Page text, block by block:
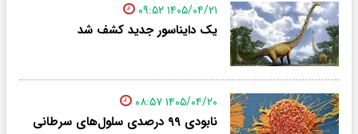
۱۴۰۵/۰۴/۲۱ ۰۹:۵۲
یک دایناسور جدید کشف شد
۱۴۰۵/۰۴/۲۰ ۰۸:۵۷
نابودی ۹۹ درصدی سلول‌های سرطانی